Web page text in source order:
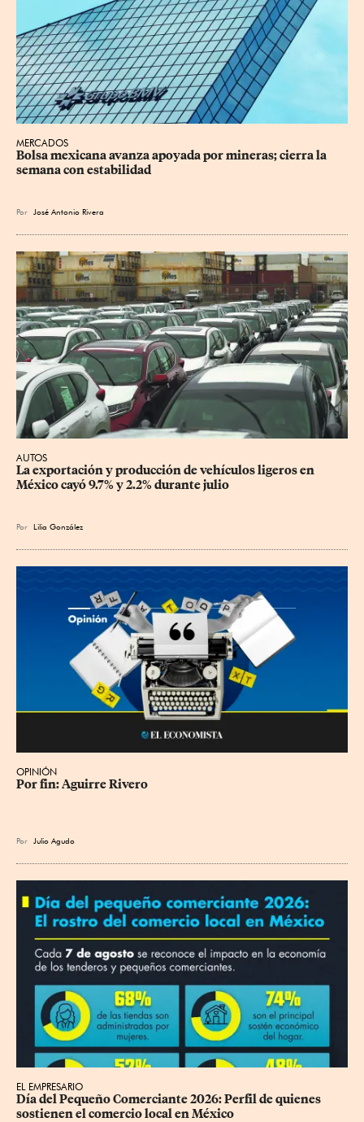
MERCADOS
Bolsa mexicana avanza apoyada por mineras; cierra la
semana con estabilidad
Por José Antonio Rivera
AUTOS
La exportación y producción de vehículos ligeros en
México cayó 9.7% y 2.2% durante julio
Por Lilia González
OPINIÓN
Por fin: Aguirre Rivero
Por Julio Agudo
EL EMPRESARIO
Día del Pequeño Comerciante 2026: Perfil de quienes
sostienen el comercio local en México